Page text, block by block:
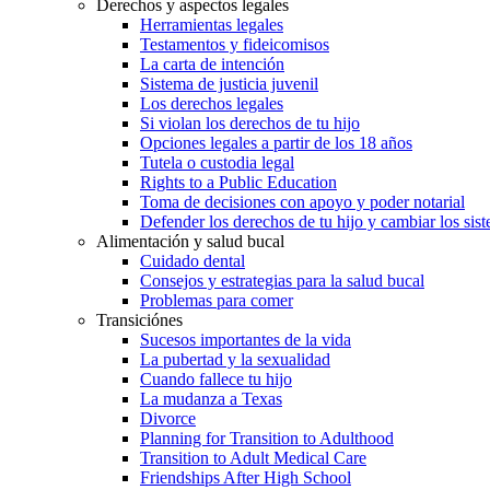
Derechos y aspectos legales
Herramientas legales
Testamentos y fideicomisos
La carta de intención
Sistema de justicia juvenil
Los derechos legales
Si violan los derechos de tu hijo
Opciones legales a partir de los 18 años
Tutela o custodia legal
Rights to a Public Education
Toma de decisiones con apoyo y poder notarial
Defender los derechos de tu hijo y cambiar los
Alimentación y salud bucal
Cuidado dental
Consejos y estrategias para la salud bucal
Problemas para comer
Transiciónes
Sucesos importantes de la vida
La pubertad y la sexualidad
Cuando fallece tu hijo
La mudanza a Texas
Divorce
Planning for Transition to Adulthood
Transition to Adult Medical Care
Friendships After High School